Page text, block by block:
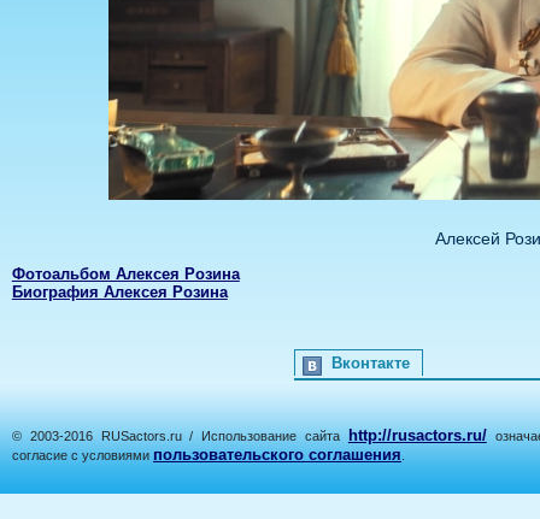
Алексей
Фотоальбом Алексея Розина
Биография Алексея Розина
Вконтакте
© 2003-2016 RUSactors.ru / Использование сайта http://rusactors.ru/
согласие с условиями пользовательского соглашения